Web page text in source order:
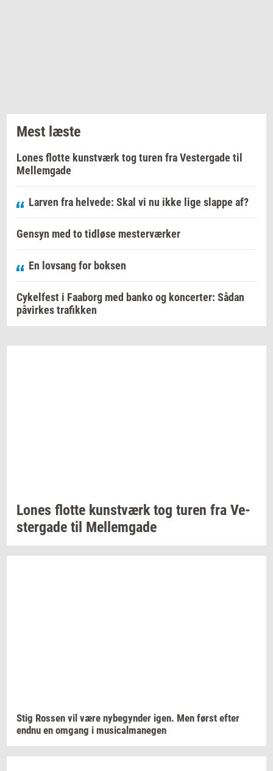
Mest læste
Lones flotte kunstværk tog turen fra Vestergade til
Mellemgade
Larven fra helvede: Skal vi nu ikke lige slappe af?
Gensyn med to tidløse mesterværker
En lovsang for boksen
Cykelfest i Faaborg med banko og koncerter: Sådan
påvirkes trafikken
Lones flot­te kunst­værktog turen fra Ve­
ster­ga­de til Mel­lem­ga­de
Stig Ros­sen vil være ny­be­gyn­der igen. Men først efter
endnu en om­gang i mu­si­cal­ma­ne­gen